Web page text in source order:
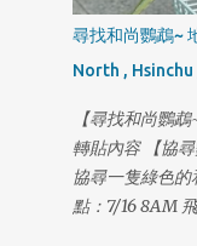
被車撞 外面開
被撞後的時間上
落後 旺旺的脚程
跡, 旺旺都一直
碧潭西岸停車場
店-寶橋路家樂
日 18:32 木柵-
尋找和尚鸚鵡~
North ,
【尋找和尚鸚
轉貼內容 【協
協尋一隻綠色
點：7/16 8AM